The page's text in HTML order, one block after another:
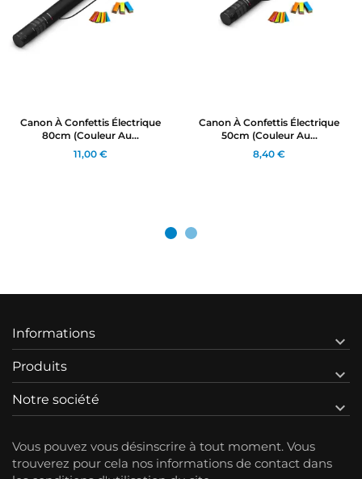
Canon À Confettis Électrique
80cm (couleur Au...
11,00 €
Canon À Confettis Électrique
50cm (couleur Au...
8,40 €
Informations 
Produits 
Notre société 
Vous pouvez vous désinscrire à tout moment. Vous
trouverez pour cela nos informations de contact dans